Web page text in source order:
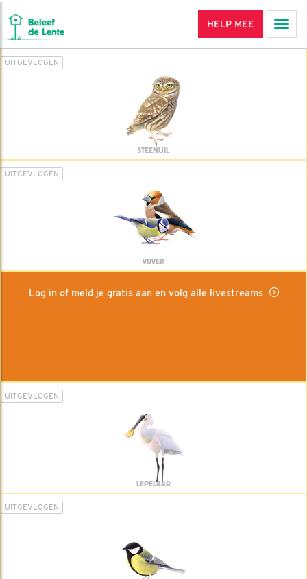
HELP MEE
UITGEVLOGEN
STEENUIL
UITGEVLOGEN
VIJVER
Log in of meld je gratis aan en volg alle livestreams
UITGEVLOGEN
LEPELAAR
UITGEVLOGEN